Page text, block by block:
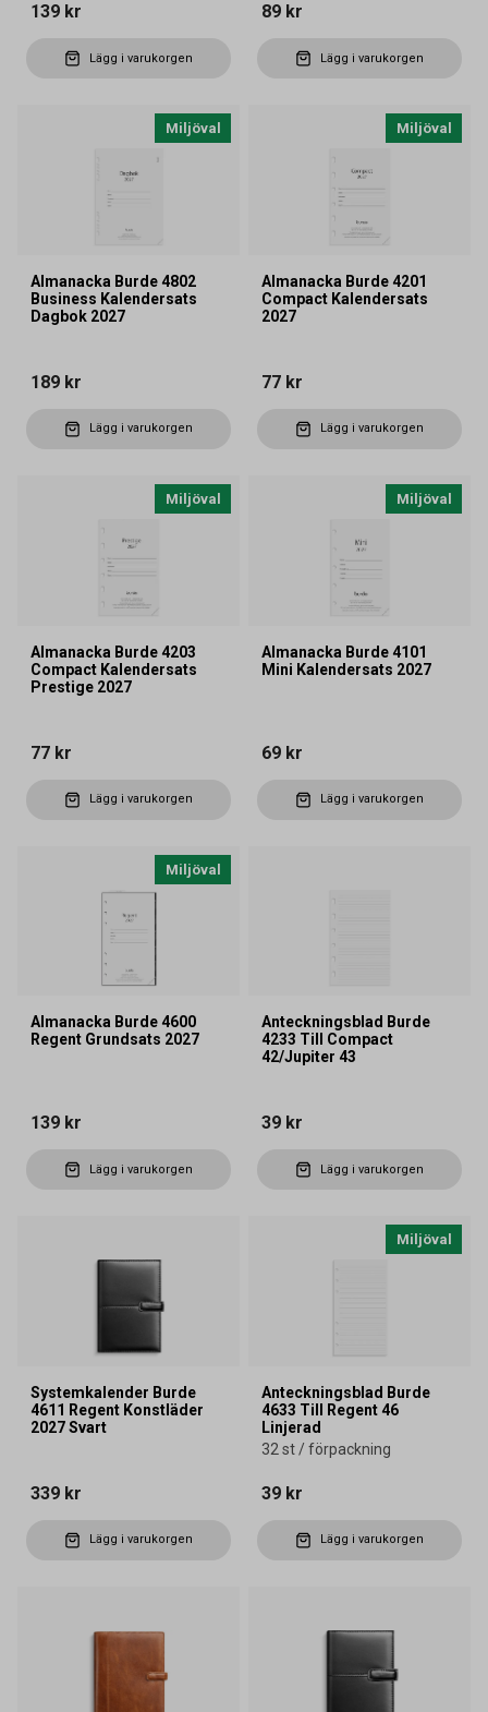
139 kr
Lägg i varukorgen
89 kr
Lägg i varukorgen
Miljöval
Almanacka Burde 4802
Business Kalendersats
Dagbok 2027
189 kr
Lägg i varukorgen
Miljöval
Almanacka Burde 4201
Compact Kalendersats
2027
77 kr
Lägg i varukorgen
Miljöval
Almanacka Burde 4203
Compact Kalendersats
Prestige 2027
77 kr
Lägg i varukorgen
Miljöval
Almanacka Burde 4101
Mini Kalendersats 2027
69 kr
Lägg i varukorgen
Miljöval
Almanacka Burde 4600
Regent Grundsats 2027
139 kr
Lägg i varukorgen
Anteckningsblad Burde
4233 Till Compact
42/Jupiter 43
39 kr
Lägg i varukorgen
Systemkalender Burde
4611 Regent Konstläder
2027 Svart
339 kr
Lägg i varukorgen
Miljöval
Anteckningsblad Burde
4633 Till Regent 46
Linjerad
32 st / förpackning
39 kr
Lägg i varukorgen